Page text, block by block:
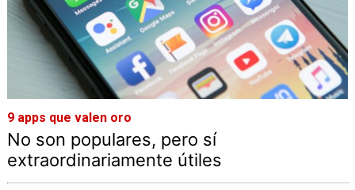
9 apps que valen oro
No son populares, pero sí
extraordinariamente útiles